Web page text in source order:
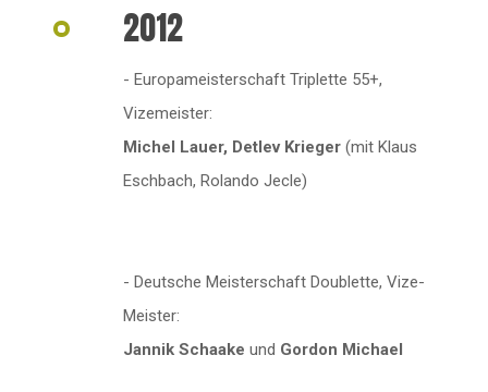
2012
- Europameisterschaft Triplette 55+,
Vizemeister:
Michel Lauer, Detlev Krieger (mit Klaus
Eschbach, Rolando Jecle)
- Deutsche Meisterschaft Doublette, Vize-
Meister:
Jannik Schaake und Gordon Michael